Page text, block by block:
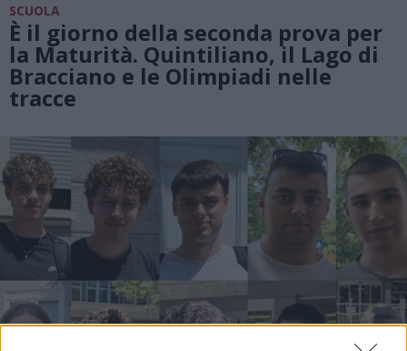
SCUOLA
È il giorno della seconda prova per
la Maturità. Quintiliano, il Lago di
Bracciano e le Olimpiadi nelle
tracce